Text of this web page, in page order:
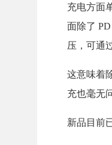
充电方面
面除了
压，可通
这意味着
充也毫无
新品目前